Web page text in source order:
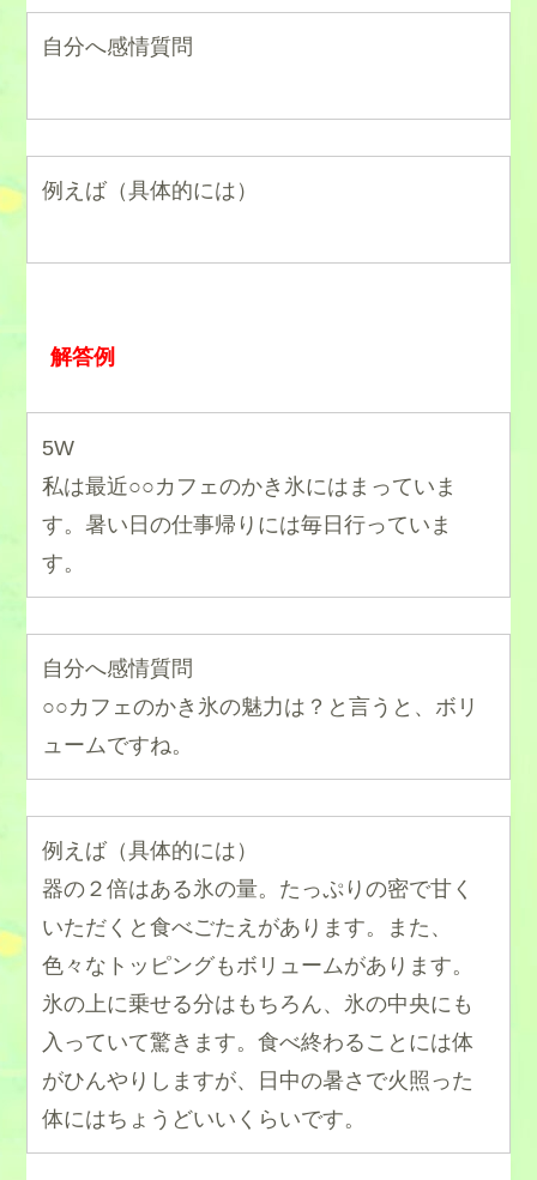
自分へ感情質問
例えば（具体的には）
解答例
5W
私は最近○○カフェのかき氷にはまっていま
す。暑い日の仕事帰りには毎日行っていま
す。
自分へ感情質問
○○カフェのかき氷の魅力は？と言うと、ボリ
ュームですね。
例えば（具体的には）
器の２倍はある氷の量。たっぷりの密で甘く
いただくと食べごたえがあります。また、
色々なトッピングもボリュームがあります。
氷の上に乗せる分はもちろん、氷の中央にも
入っていて驚きます。食べ終わることには体
がひんやりしますが、日中の暑さで火照った
体にはちょうどいいくらいです。